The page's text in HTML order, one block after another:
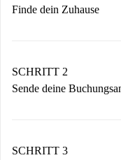
Finde dein Zuhause
Du erhältst alle
SCHRITT 2
Sende deine
Denk daran, dass
SCHRITT 3